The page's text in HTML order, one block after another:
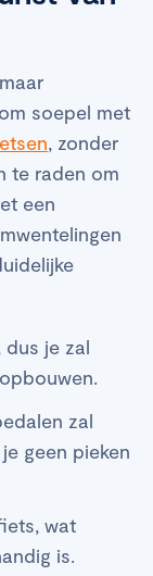
soepel met
, zonder
te raden om
een
je zal
zal
geen pieken
wat
is.